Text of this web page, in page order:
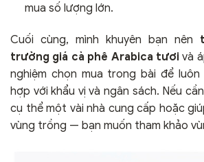
mua số lượng lớn.
Cuối cùng, mình khuyên bạn nên
trường giá cà phê Arabica tươi và
nghiệm chọn mua trong bài để
hợp với khẩu vị và ngân sách. Nếu
cụ thể một vài nhà cung cấp hoặc
vùng trồng — bạn muốn tham khảo